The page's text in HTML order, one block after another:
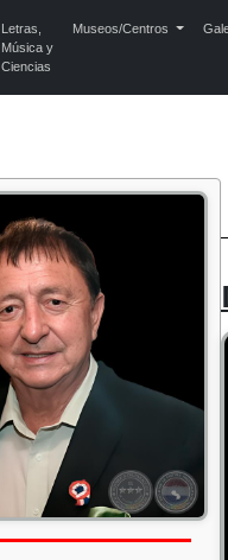
Letras,
Música y
Ciencias
Museos/Centros